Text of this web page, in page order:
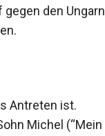
den Ungarn
Antreten ist.
Michel (“Mein